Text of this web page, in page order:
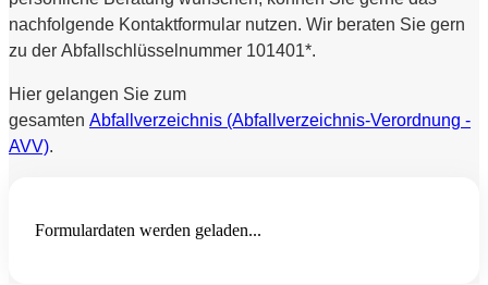
nachfolgende Kontaktformular nutzen. Wir beraten Sie gern
zu der Abfallschlüsselnummer 101401*.
Hier gelangen Sie zum
gesamten Abfallverzeichnis (Abfallverzeichnis-Verordnung -
AVV).
Formulardaten werden geladen...